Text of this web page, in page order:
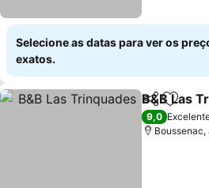
Selecione as datas para ver os
exatos.
Partilhar
B&B Las
9,0
Boussenac,